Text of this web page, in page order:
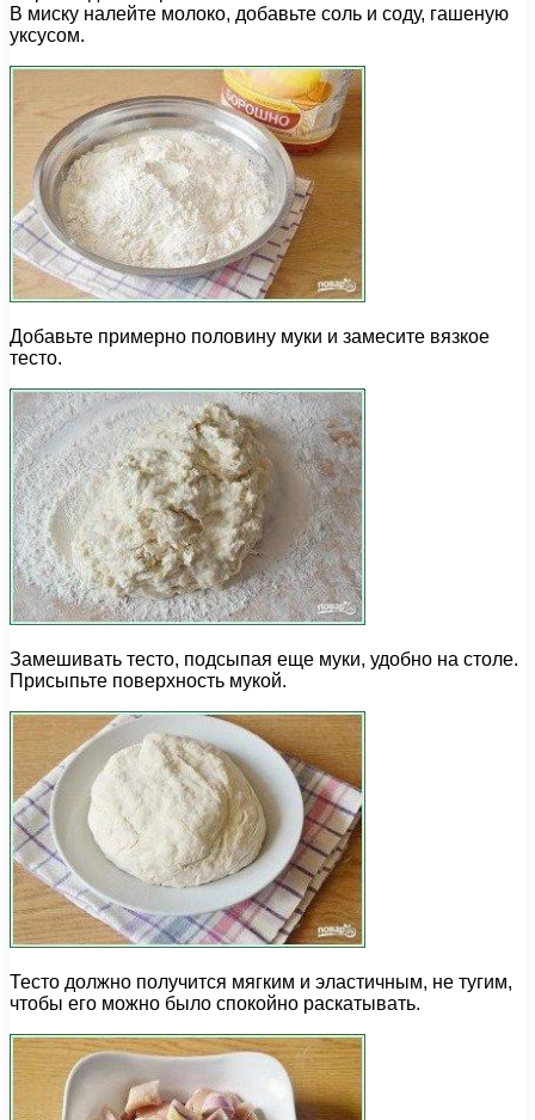
В миску налейте молоко, добавьте соль и соду, гашеную
уксусом.
Добавьте примерно половину муки и замесите вязкое
тесто.
Замешивать тесто, подсыпая еще муки, удобно на столе.
Присыпьте поверхность мукой.
Тесто должно получится мягким и эластичным, не тугим,
чтобы его можно было спокойно раскатывать.